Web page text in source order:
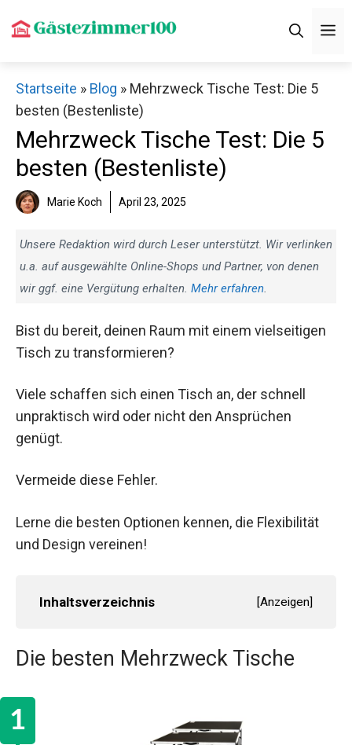
Inhalt
Startseite » Blog » Mehrzweck Tische Test: Die 5
besten (Bestenliste)
Mehrzweck Tische Test: Die 5
besten (Bestenliste)
Marie Koch April 23, 2025
Unsere Redaktion wird durch Leser unterstützt. Wir verlinken
u.a. auf ausgewählte Online-Shops und Partner, von denen
wir ggf. eine Vergütung erhalten. Mehr erfahren.
Bist du bereit, deinen Raum mit einem vielseitigen
Tisch zu transformieren?
Viele schaffen sich einen Tisch an, der schnell
unpraktisch wird oder nicht den Ansprüchen
genügt.
Vermeide diese Fehler.
Lerne die besten Optionen kennen, die Flexibilität
und Design vereinen!
Inhaltsverzeichnis [Anzeigen]
Die besten Mehrzweck Tische